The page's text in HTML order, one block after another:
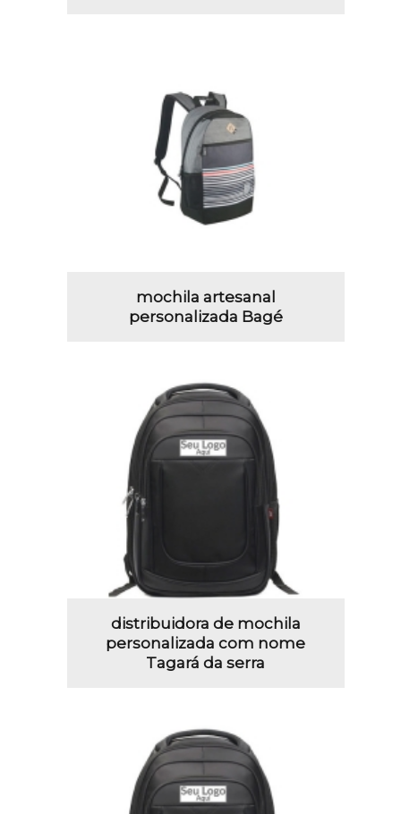
mochila artesanal
personalizada Bagé
distribuidora de mochila
personalizada com nome
Tagará da serra